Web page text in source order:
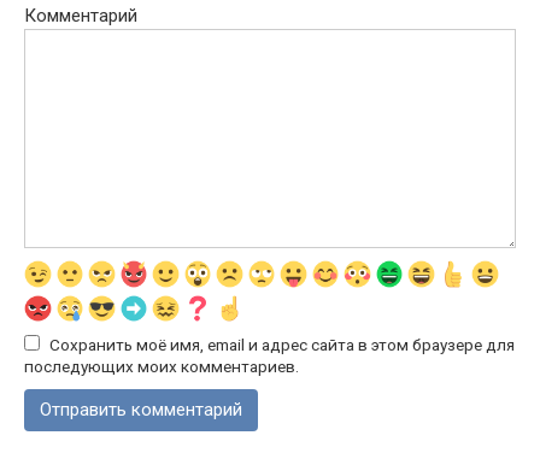
Комментарий
Сохранить моё имя, email и адрес сайта в этом браузере для
последующих моих комментариев.